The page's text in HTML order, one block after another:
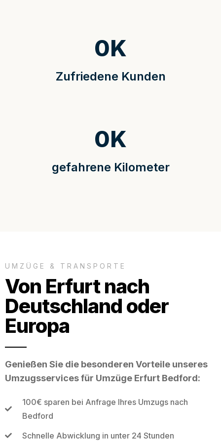
Zufriedene Kunden
0K
gefahrene Kilometer
0K
UMZÜGE & TRANSPORTE
Von Erfurt nach
Deutschland oder
Europa
Genießen Sie die besonderen Vorteile unseres
Umzugsservices für Umzüge Erfurt Bedford:
100€ sparen bei Anfrage Ihres Umzugs nach
Bedford
Schnelle Abwicklung in unter 24 Stunden